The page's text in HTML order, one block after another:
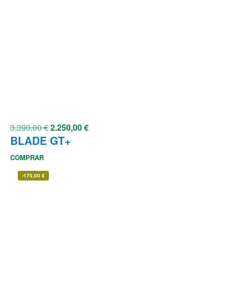
3.390,00€2.250,00€
BLADE GT+
COMPRAR
-175,00 €